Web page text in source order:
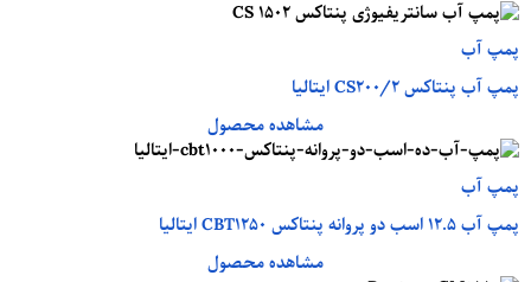
پمپ آب
پمپ آب پنتاکس CS200/2 ایتالیا
مشاهده محصول
پمپ آب
پمپ آب 12.5 اسب دو پروانه پنتاکس CBT1250 ایتالیا
مشاهده محصول